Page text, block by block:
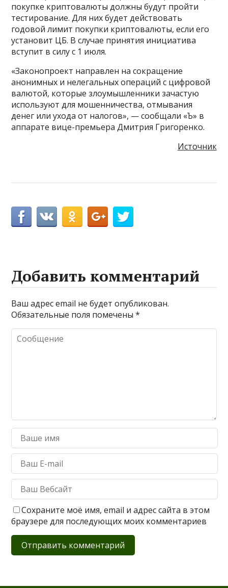
покупке криптовалюты должны будут пройти
тестирование. Для них будет действовать
годовой лимит покупки криптовалюты, если его
установит ЦБ. В случае принятия инициатива
вступит в силу с 1 июля.
«Законопроект направлен на сокращение
анонимных и нелегальных операций с цифровой
валютой, которые злоумышленники зачастую
используют для мошенничества, отмывания
денег или ухода от налогов», — сообщали «Ъ» в
аппарате вице-премьера Дмитрия Григоренко.
Источник
Добавить комментарий
Ваш адрес email не будет опубликован.
Обязательные поля помечены*
Сохраните моё имя, email и адрес сайта в этом
браузере для последующих моих комментариев